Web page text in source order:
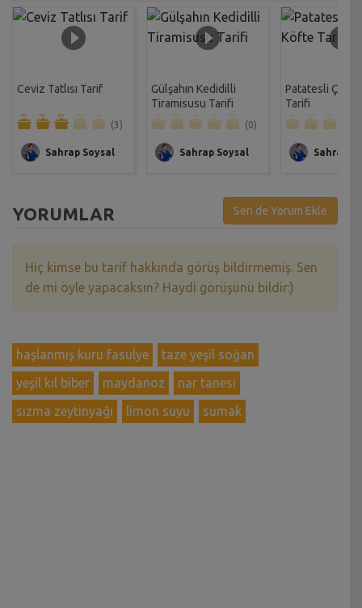
Ceviz Tatlısı Tarif
(3)
Sahrap Soysal
Gülşahın Kedidilli
Tiramisusu Tarifi
(0)
Sahrap Soysal
Patatesli Çıtır
Tarifi
Sahrap
YORUMLAR Sen de Yorum Ekle
Hiç kimse bu tarif hakkında görüş bildirmemiş. Sen
de mi öyle yapacaksın? Haydi görüşünü bildir:)
haşlanmış kuru fasulye
taze yeşil soğan
yeşil kıl biber
maydanoz
nar tanesi
sızma zeytinyağı
limon suyu sumak